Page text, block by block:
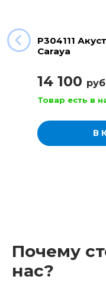
P304111
Caraya
14 100
Товар есть в
В
Почему
нас?